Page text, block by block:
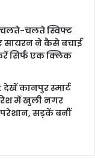
चलते-चलते स्विफ्ट
सायरन ने कैसे बचाई
सिर्फ एक क्लिक
कानपुर स्मार्ट
में खुली नगर
सड़कें बनीं